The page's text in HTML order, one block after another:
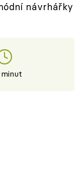
návrhářky
minut